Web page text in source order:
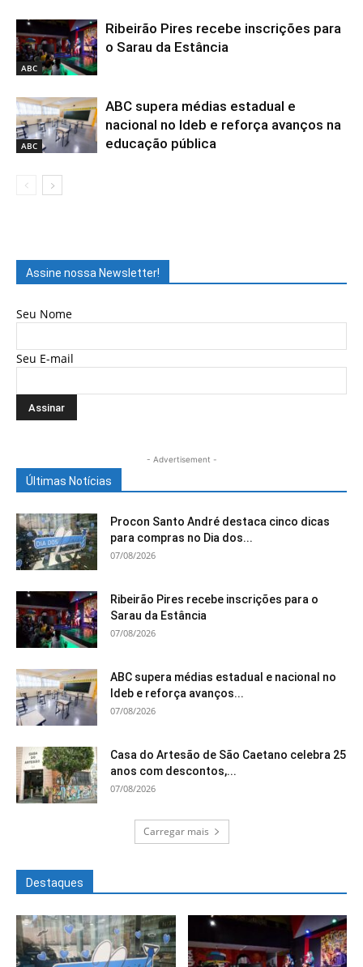
ABC
Ribeirão Pires recebe inscrições para
o Sarau da Estância
ABC
ABC supera médias estadual e
nacional no Ideb e reforça avanços na
educação pública
Assine nossa Newsletter!
Seu Nome
Seu E-mail
- Advertisement -
Últimas Notícias
Procon Santo André destaca cinco dicas
para compras no Dia dos...
07/08/2026
Ribeirão Pires recebe inscrições para o
Sarau da Estância
07/08/2026
ABC supera médias estadual e nacional no
Ideb e reforça avanços...
07/08/2026
Casa do Artesão de São Caetano celebra 25
anos com descontos,...
07/08/2026
Carregar mais
Destaques